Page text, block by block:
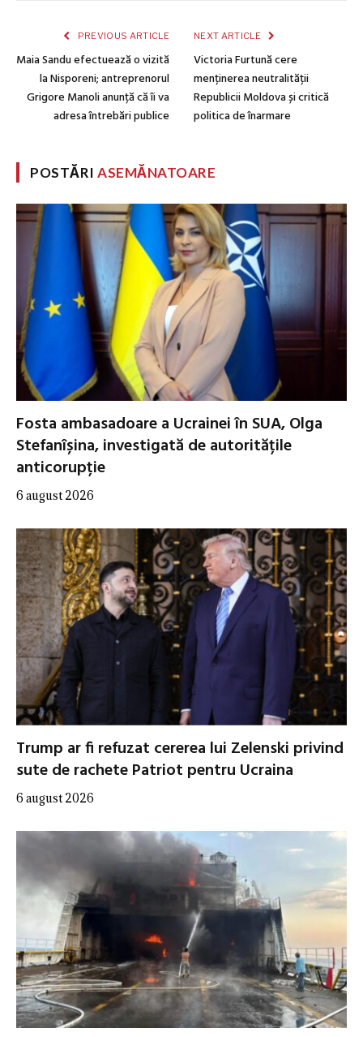
PREVIOUS ARTICLE
Maia Sandu efectuează o vizită
la Nisporeni; antreprenorul
Grigore Manoli anunță că îi va
adresa întrebări publice
NEXT ARTICLE
Victoria Furtună cere
menținerea neutralității
Republicii Moldova și critică
politica de înarmare
POSTĂRIASEMĂNATOARE
Fosta ambasadoare a Ucrainei în SUA, Olga
Stefanîșina, investigată de autoritățile
anticorupție
6 august 2026
Trump ar fi refuzat cererea lui Zelenski privind
sute de rachete Patriot pentru Ucraina
6 august 2026